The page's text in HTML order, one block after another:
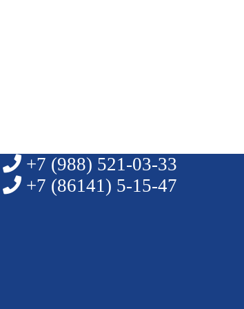
+7 (988) 521-03-33
+7 (86141) 5-15-47